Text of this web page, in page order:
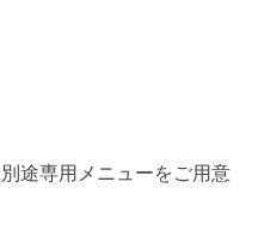
途専用メニューをご用意